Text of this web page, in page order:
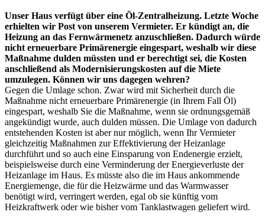
Unser Haus verfügt über eine Öl-Zentralheizung. Letzte Woche
erhielten wir Post von unserem Vermieter. Er kündigt an, die
Heizung an das Fernwärmenetz anzuschließen. Dadurch würde
nicht erneuerbare Primärenergie eingespart, weshalb wir diese
Maßnahme dulden müssten und er berechtigt sei, die Kosten
anschließend als Modernisierungskosten auf die Miete
umzulegen. Können wir uns dagegen wehren?
Gegen die Umlage schon. Zwar wird mit Sicherheit durch die
Maßnahme nicht erneuerbare Primärenergie (in Ihrem Fall Öl)
eingespart, weshalb Sie die Maßnahme, wenn sie ordnungsgemäß
angekündigt wurde, auch dulden müssen. Die Umlage von dadurch
entstehenden Kosten ist aber nur möglich, wenn Ihr Vermieter
gleichzeitig Maßnahmen zur Effektivierung der Heizanlage
durchführt und so auch eine Einsparung von Endenergie erzielt,
beispielsweise durch eine Verminderung der Energieverluste der
Heizanlage im Haus. Es müsste also die im Haus ankommende
Energiemenge, die für die Heizwärme und das Warmwasser
benötigt wird, verringert werden, egal ob sie künftig vom
Heizkraftwerk oder wie bisher vom Tanklastwagen geliefert wird.